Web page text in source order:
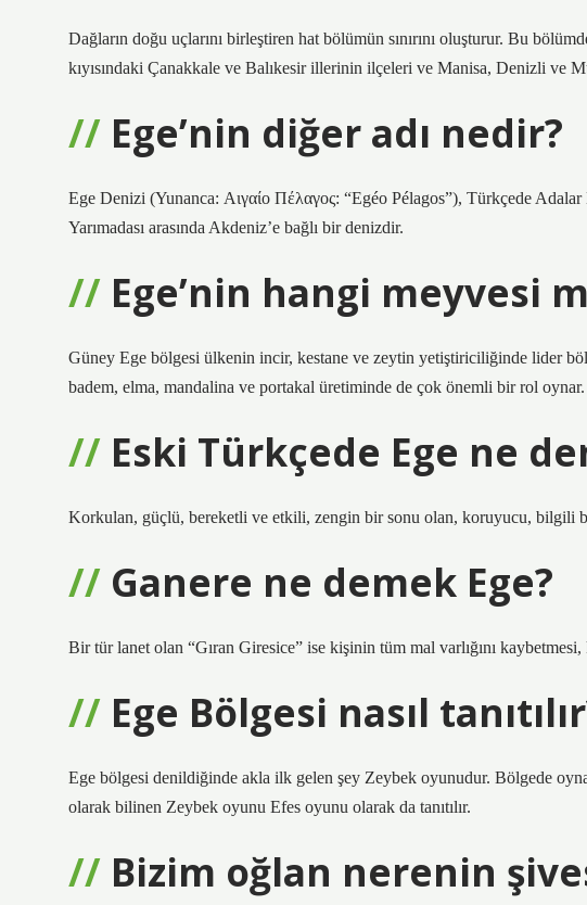
Dağların doğu uçlarını birleştiren hat bölümün sınırını oluşturur. Bu
kıyısındaki Çanakkale ve Balıkesir illerinin ilçeleri ve Manisa, Denizli ve
Ege’nin diğer adı nedir?
Ege Denizi (Yunanca: Αιγαίο Πέλαγος: “Egéo Pélagos”), Türkçede
Yarımadası arasında Akdeniz’e bağlı bir denizdir.
Ege’nin hangi meyvesi
Güney Ege bölgesi ülkenin incir, kestane ve zeytin yetiştiriciliğinde lider
badem, elma, mandalina ve portakal üretiminde de çok önemli bir rol oynar.
Eski Türkçede Ege ne
Korkulan, güçlü, bereketli ve etkili, zengin bir sonu olan, koruyucu, bilgili
Ganere ne demek Ege?
Bir tür lanet olan “Gıran Giresice” ise kişinin tüm mal varlığını
Ege Bölgesi nasıl
Ege bölgesi denildiğinde akla ilk gelen şey Zeybek oyunudur. Bölgede
olarak bilinen Zeybek oyunu Efes oyunu olarak da tanıtılır.
Bizim oğlan nerenin